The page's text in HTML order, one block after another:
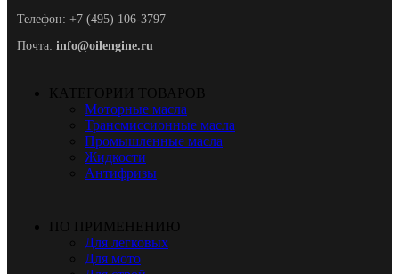
Телефон: +7 (495) 106-3797
Почта: info@oilengine.ru
КАТЕГОРИИ ТОВАРОВ
Моторные масла
Трансмиссионные масла
Промышленные масла
Жидкости
Антифризы
ПО ПРИМЕНЕНИЮ
Для легковых
Для мото